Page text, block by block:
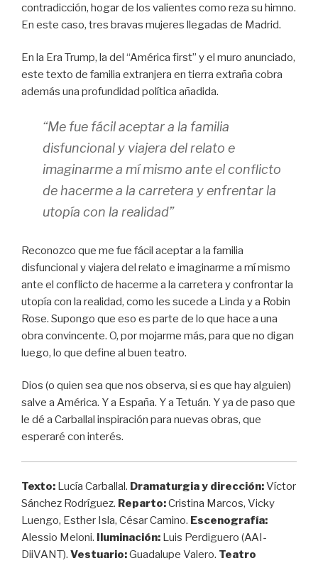
contradicción, hogar de los valientes como reza su himno.
En este caso, tres bravas mujeres llegadas de Madrid.
En la Era Trump, la del “América first” y el muro anunciado,
este texto de familia extranjera en tierra extraña cobra
además una profundidad política añadida.
“Me fue fácil aceptar a la familia
disfuncional y viajera del relato e
imaginarme a mí mismo ante el conflicto
de hacerme a la carretera y enfrentar la
utopía con la realidad”
Reconozco que me fue fácil aceptar a la familia
disfuncional y viajera del relato e imaginarme a mí mismo
ante el conflicto de hacerme a la carretera y confrontar la
utopía con la realidad, como les sucede a Linda y a Robin
Rose. Supongo que eso es parte de lo que hace a una
obra convincente. O, por mojarme más, para que no digan
luego, lo que define al buen teatro.
Dios (o quien sea que nos observa, si es que hay alguien)
salve a América. Y a España. Y a Tetuán. Y ya de paso que
le dé a Carballal inspiración para nuevas obras, que
esperaré con interés.
Texto: Lucía Carballal. Dramaturgia y dirección:Víctor
Sánchez Rodríguez. Reparto:Cristina Marcos, Vicky
Luengo, Esther Isla, César Camino. Escenografía:
Alessio Meloni. Iluminación: Luis Perdiguero (AAI-
DiiVANT). Vestuario:Guadalupe Valero. Teatro